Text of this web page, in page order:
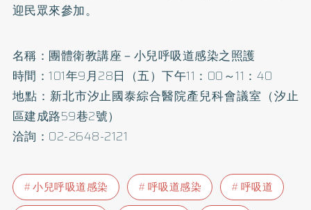
迎民眾來參加。
名稱：團體衛教講座－小兒呼吸道感染之照護
時間：101年9月28日（五）下午11：00～11：40
地點：新北市汐止國泰綜合醫院產兒科會議室（汐止
區建成路59巷2號）
洽詢：02-2648-2121
小兒呼吸道感染 呼吸道感染
呼吸道